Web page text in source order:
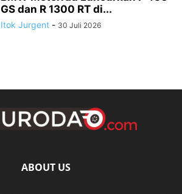
GS dan R 1300 RT di...
Itok Jurgent - 30 Juli 2026
ABOUT US